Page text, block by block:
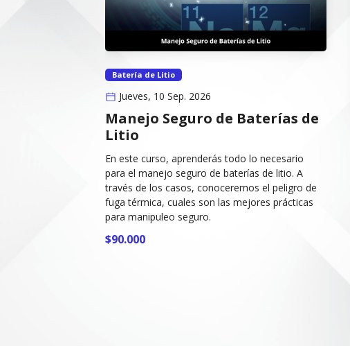
Batería de Litio
Jueves, 10 Sep. 2026
Manejo Seguro de Baterías de
Litio
En este curso, aprenderás todo lo necesario
para el manejo seguro de baterías de litio. A
través de los casos, conoceremos el peligro de
fuga térmica, cuales son las mejores prácticas
para manipuleo seguro.
$90.000